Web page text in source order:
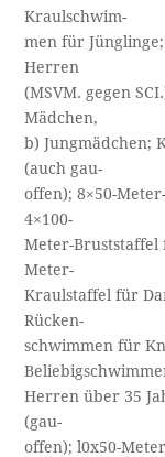
Kraulschwim-
men für
Herren
(MSVM. gegen
Mädchen,
b) Jungmädchen;
(auch gau-­
offen); 8×50-
4×100-
Meter-Bruststaffel
Meter-
Kraulstaffel für
Rücken-
schwimmen für
Herren über 35
(gau-
offen); l0x50-